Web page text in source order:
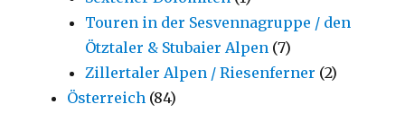
Touren in der Sesvennagruppe / den
Ötztaler & Stubaier Alpen (7)
Zillertaler Alpen / Riesenferner (2)
Österreich (84)